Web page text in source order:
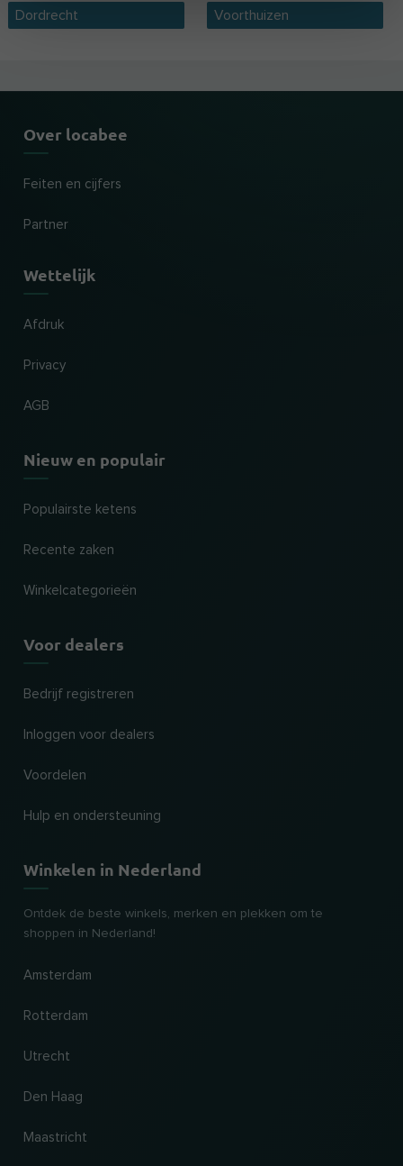
Dordrecht Voorthuizen
Over locabee
Feiten en cijfers
Partner
Wettelijk
Afdruk
Privacy
AGB
Nieuw en populair
Populairste ketens
Recente zaken
Winkelcategorieën
Voor dealers
Bedrijf registreren
Inloggen voor dealers
Voordelen
Hulp en ondersteuning
Winkelen in Nederland
Ontdek de beste winkels, merken en plekken om te
shoppen in Nederland!
Amsterdam
Rotterdam
Utrecht
Den Haag
Maastricht